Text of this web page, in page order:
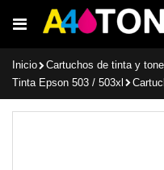
al
Inicio Cartuchos de tinta y
Tinta Epson 503 / 503xl